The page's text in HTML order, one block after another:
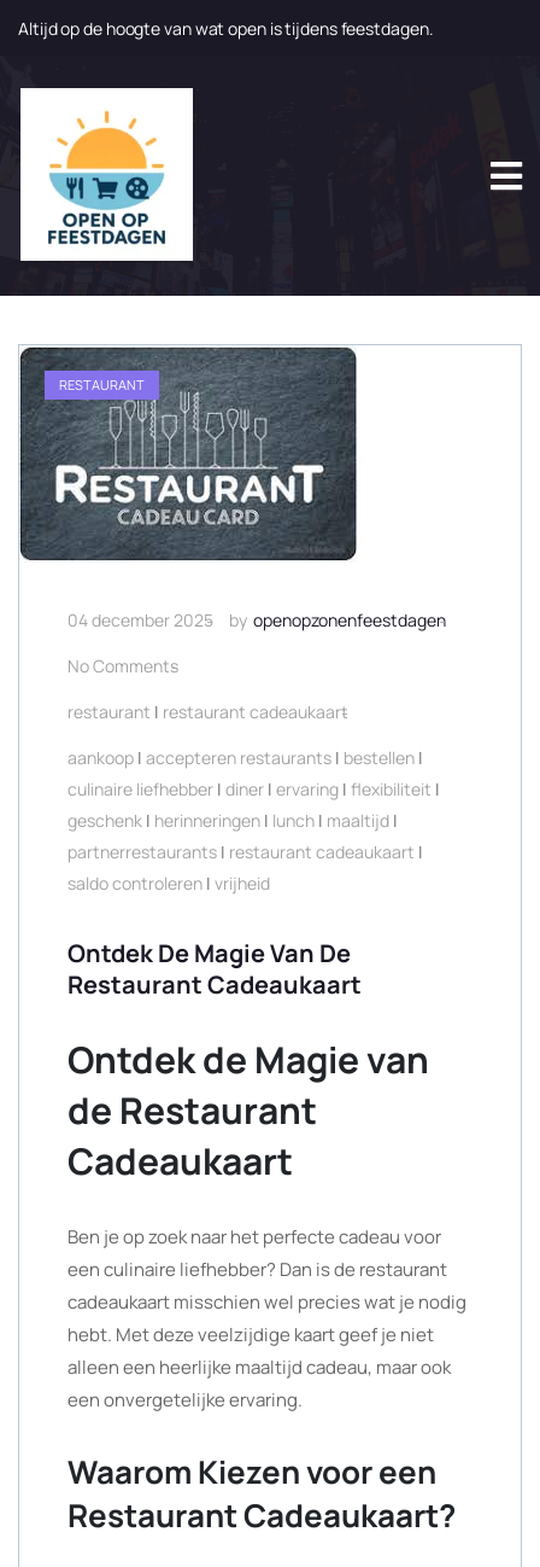
Altijd op de hoogte van wat open is tijdens feestdagen.
RESTAURANT
04 december 2025 by openopzonenfeestdagen
No Comments
restaurant | restaurant cadeaukaart
aankoop | accepteren restaurants | bestellen |
culinaire liefhebber | diner | ervaring | flexibiliteit |
geschenk | herinneringen | lunch | maaltijd |
partnerrestaurants | restaurant cadeaukaart |
saldo controleren | vrijheid
Ontdek De Magie Van De
Restaurant Cadeaukaart
Ontdek de Magie van
de Restaurant
Cadeaukaart
Ben je op zoek naar het perfecte cadeau voor
een culinaire liefhebber? Dan is de restaurant
cadeaukaart misschien wel precies wat je nodig
hebt. Met deze veelzijdige kaart geef je niet
alleen een heerlijke maaltijd cadeau, maar ook
een onvergetelijke ervaring.
Waarom Kiezen voor een
Restaurant Cadeaukaart?